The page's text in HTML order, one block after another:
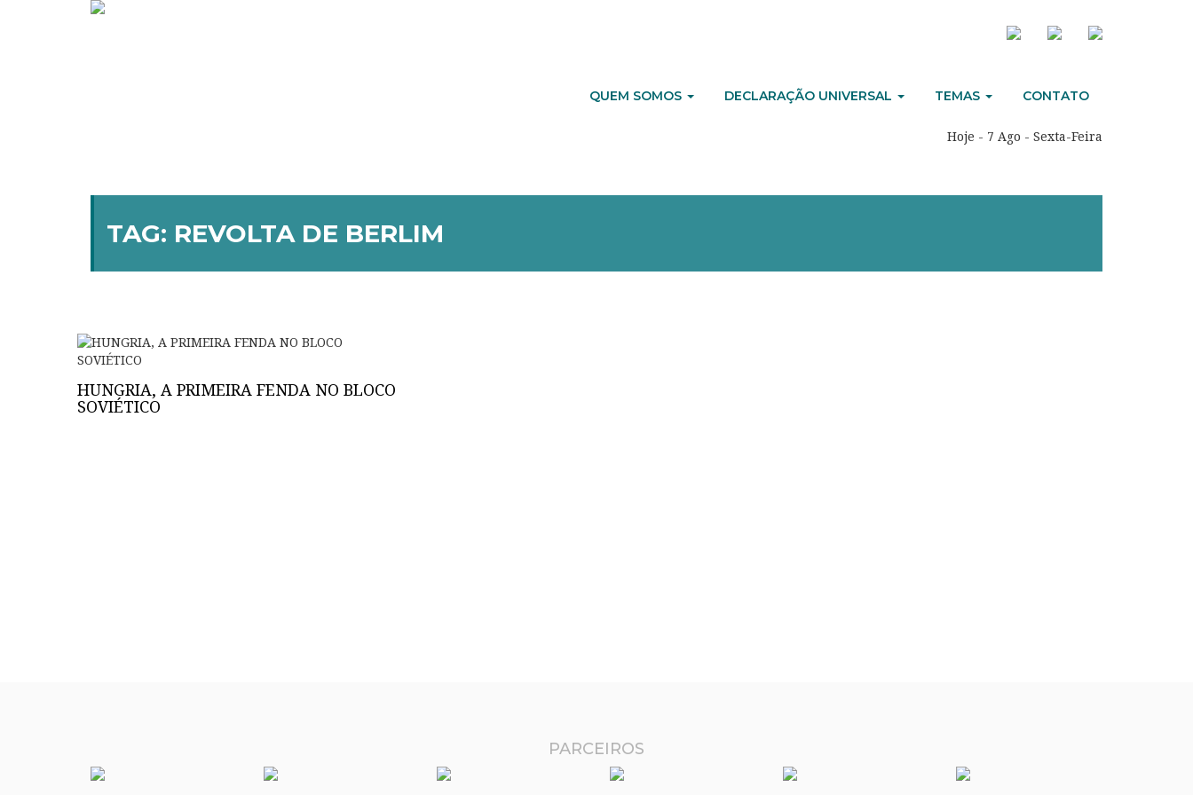
QUEM SOMOS DECLARAÇÃO UNIVERSAL TEMAS CONTATO
Hoje - 7 Ago - Sexta-Feira
TAG: REVOLTA DE BERLIM
HUNGRIA, A PRIMEIRA FENDA NO BLOCO
SOVIÉTICO
PARCEIROS